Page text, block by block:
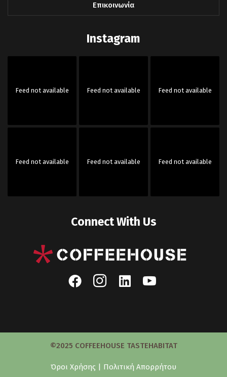
Επικοινωνία
Instagram
Feed not available Feed not available Feed not available
Feed not available Feed not available Feed not available
Connect With Us
©2025 COFFEEHOUSE TASTEHABITAT
Όροι Χρήσης | Πολιτική Απορρήτου